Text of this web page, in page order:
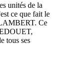
unités de la
ce que fait le
Ce
tous ses